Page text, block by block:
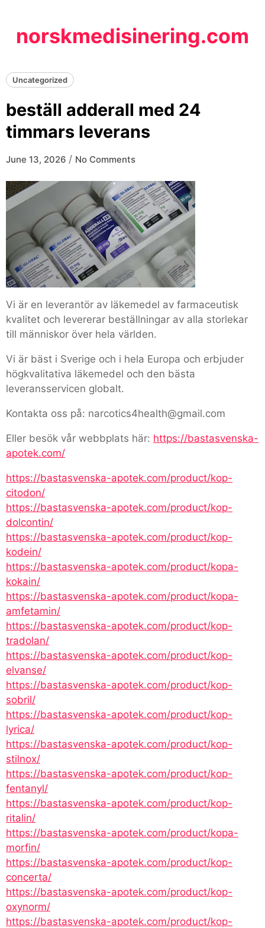
contentnorskmedisinering.com
Uncategorized
beställ adderall med 24
timmars leverans
June 13, 2026 / No Comments
Vi är en leverantör av läkemedel av farmaceutisk
kvalitet och levererar beställningar av alla storlekar
till människor över hela världen.
Vi är bäst i Sverige och i hela Europa och erbjuder
högkvalitativa läkemedel och den bästa
leveransservicen globalt.
Kontakta oss på: narcotics4health@gmail.com
Eller besök vår webbplats här: https://bastasvenska-
apotek.com/
https://bastasvenska-apotek.com/product/kop-
citodon/
https://bastasvenska-apotek.com/product/kop-
dolcontin/
https://bastasvenska-apotek.com/product/kop-
kodein/
https://bastasvenska-apotek.com/product/kopa-
kokain/
https://bastasvenska-apotek.com/product/kopa-
amfetamin/
https://bastasvenska-apotek.com/product/kop-
tradolan/
https://bastasvenska-apotek.com/product/kop-
elvanse/
https://bastasvenska-apotek.com/product/kop-
sobril/
https://bastasvenska-apotek.com/product/kop-
lyrica/
https://bastasvenska-apotek.com/product/kop-
stilnox/
https://bastasvenska-apotek.com/product/kop-
fentanyl/
https://bastasvenska-apotek.com/product/kop-
ritalin/
https://bastasvenska-apotek.com/product/kopa-
morfin/
https://bastasvenska-apotek.com/product/kop-
concerta/
https://bastasvenska-apotek.com/product/kop-
oxynorm/
https://bastasvenska-apotek.com/product/kop-